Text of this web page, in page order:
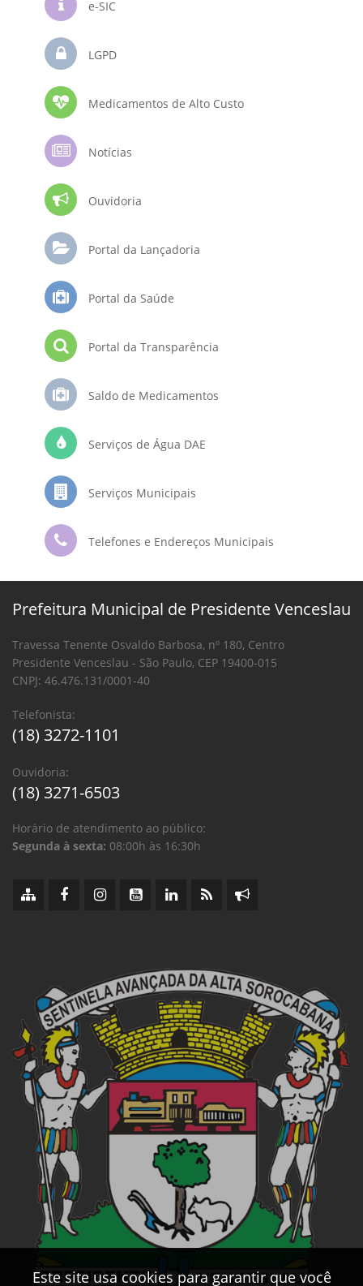
e-SIC
LGPD
Medicamentos de Alto Custo
Notícias
Ouvidoria
Portal da Lançadoria
Portal da Saúde
Portal da Transparência
Saldo de Medicamentos
Serviços de Água DAE
Serviços Municipais
Telefones e Endereços Municipais
Este site usa cookies para garantir que você
Prefeitura Municipal de Presidente Venceslau
Travessa Tenente Osvaldo Barbosa, nº 180, Centro
Presidente Venceslau - São Paulo, CEP 19400-015
CNPJ: 46.476.131/0001-40
Telefonista:
(18) 3272-1101
Ouvidoria:
(18) 3271-6503
Horário de atendimento ao público:
Segunda à sexta: 08:00h às 16:30h